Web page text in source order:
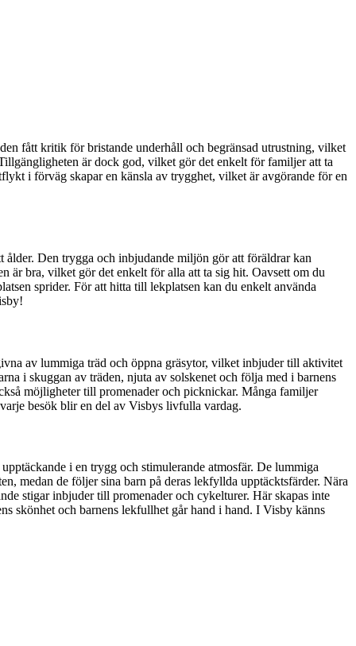
fått kritik för bristande underhåll och begränsad utrustning, vilket
är dock god, vilket gör det enkelt för familjer att ta
i förväg skapar en känsla av trygghet, vilket är avgörande för en
Den trygga och inbjudande miljön gör att föräldrar kan
är bra, vilket gör det enkelt för alla att ta sig hit. Oavsett om du
sprider. För att hitta till lekplatsen kan du enkelt använda
av lummiga träd och öppna gräsytor, vilket inbjuder till aktivitet
i skuggan av träden, njuta av solskenet och följa med i barnens
möjligheter till promenader och picknickar. Många familjer
besök blir en del av Visbys livfulla vardag.
i en trygg och stimulerande atmosfär. De lummiga
medan de följer sina barn på deras lekfyllda upptäcktsfärder. Nära
stigar inbjuder till promenader och cykelturer. Här skapas inte
skönhet och barnens lekfullhet går hand i hand. I Visby känns